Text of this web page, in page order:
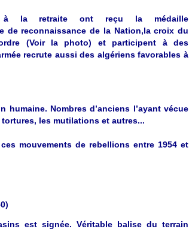
la retraite ont reçu la médaille
de reconnaissance de la Nation,la croix du
(Voir la photo) et participent à des
recrute aussi des algériens favorables à
Nombres d’anciens l’ayant vécue
les mutilations et autres...
mouvements de rebellions entre 1954 et
est signée. Véritable balise du terrain